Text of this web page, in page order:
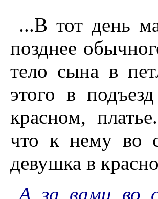
...В тот день
позднее
тело сына в
этого в
красном,
что к нему во
девушка в
А за вами во